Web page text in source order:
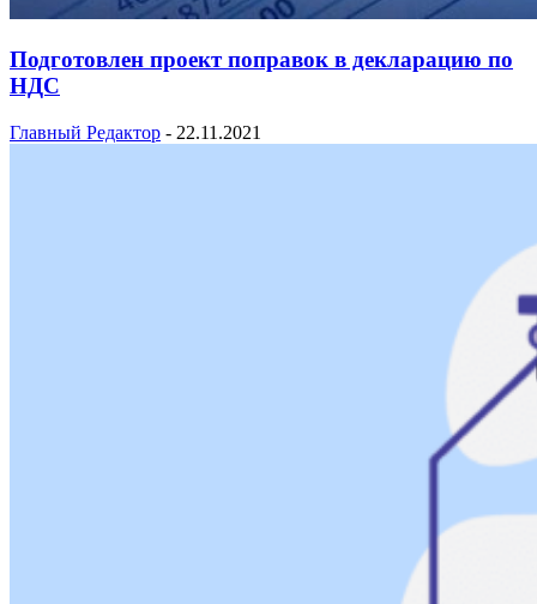
Подготовлен проект поправок в декларацию по
НДС
Главный Редактор - 22.11.2021